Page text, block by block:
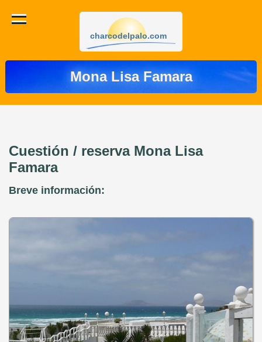
charcodelpalo.com
Mona Lisa Famara
Cuestión / reserva Mona Lisa
Famara
Breve información: